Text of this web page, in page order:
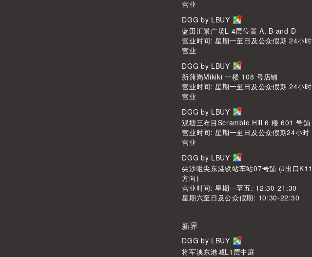
营业
DGG by LBUY
蓝田汇景广场L 4层位置 A, B and D
营业时间: 星期一至日及公众假期 24小时
营业
DGG by LBUY
新蒲岗Mikiki 一楼 108 号店铺
营业时间: 星期一至日及公众假期 24小时
营业
DGG by LBUY
观塘三布目Scramble Hill 6 楼 601 号舖
营业时间: 星期一至日及公众假期24小时
营业
DGG by LBUY
尖沙咀尖东港铁站车站07号舖 (J出口K11
方向)
营业时间: 星期一至五: 12:30-21:30
星期六至日及公众假期: 10:30-22:30
新界
DGG by LBUY
将军澳东港城L1层中庭